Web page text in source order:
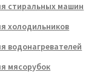
стиральных машин
холодильников
водонагревателей
мясорубок